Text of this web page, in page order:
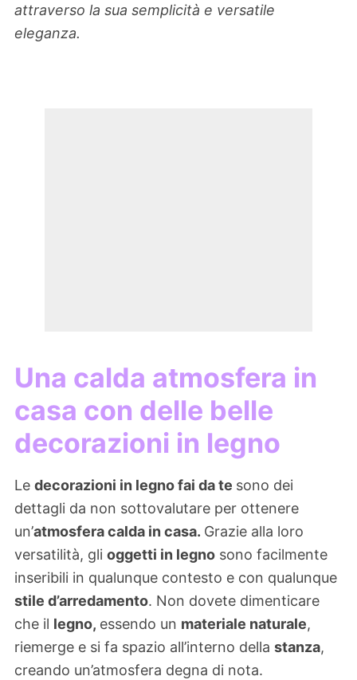
attraverso la sua semplicità e versatile
eleganza.
Una calda atmosfera in
casa con delle belle
decorazioni in legno
Le decorazioni in legno fai da te sono dei
dettagli da non sottovalutare per ottenere
un’atmosfera calda in casa. Grazie alla loro
versatilità, gli oggetti in legno sono facilmente
inseribili in qualunque contesto e con qualunque
stile d’arredamento. Non dovete dimenticare
che il legno, essendo un materiale naturale,
riemerge e si fa spazio all’interno della stanza,
creando un’atmosfera degna di nota.